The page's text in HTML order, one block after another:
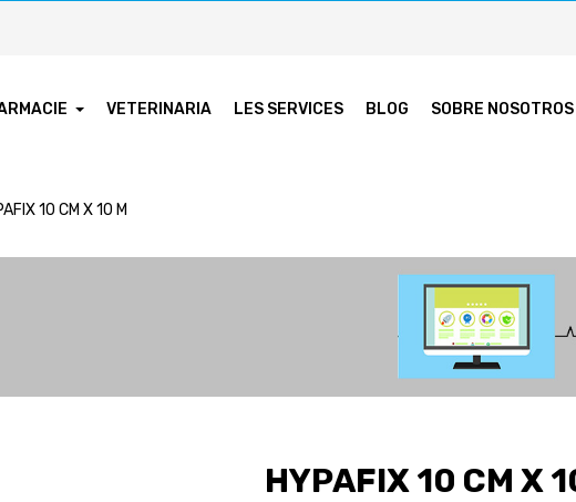
VETERINARIA LES SERVICES BLOG SOBRE NOSOTROS
10 CM X 10 M
HYPAFIX 10 CM X